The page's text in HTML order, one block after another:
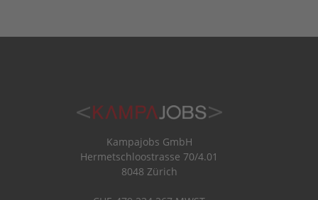
Kampajobs GmbH
Hermetschloostrasse 70/4.01
8048 Zürich